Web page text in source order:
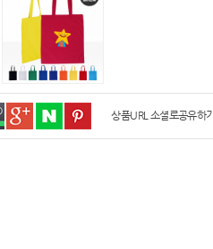
상품URL 소셜로공유하기